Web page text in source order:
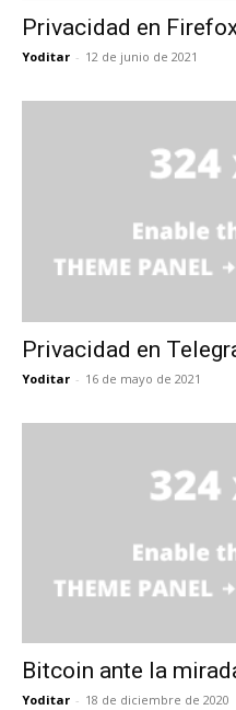
Privacidad en
Yoditar - 12 de junio de 2021
Privacidad en
Yoditar - 16 de mayo de 2021
Bitcoin ante la
Yoditar - 18 de diciembre de 2020